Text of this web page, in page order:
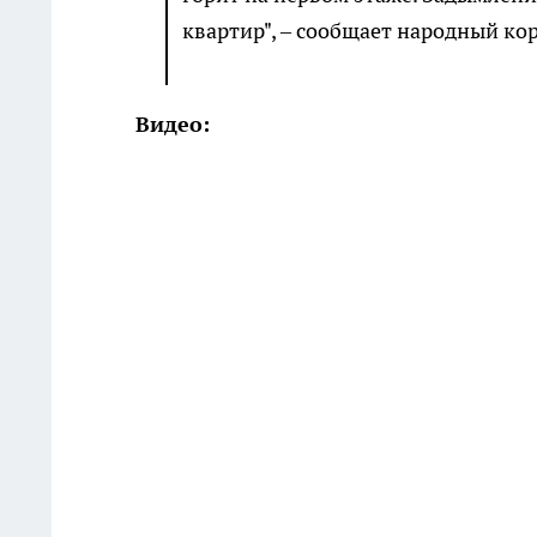
квартир", – сообщает народный
Видео: